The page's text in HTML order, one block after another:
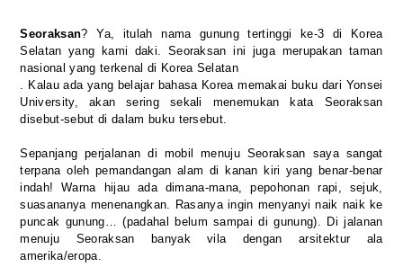
Seoraksan? Ya, itulah nama gunung tertinggi ke-3 di Korea
Selatan yang kami daki. Seoraksan ini juga merupakan taman
nasional yang terkenal di Korea Selatan
. Kalau ada yang belajar bahasa Korea memakai buku dari Yonsei
University, akan sering sekali menemukan kata Seoraksan
disebut-sebut di dalam buku tersebut.
Sepanjang perjalanan di mobil menuju Seoraksan saya sangat
terpana oleh pemandangan alam di kanan kiri yang benar-benar
indah! Warna hijau ada dimana-mana, pepohonan rapi, sejuk,
suasananya menenangkan. Rasanya ingin menyanyi naik naik ke
puncak gunung… (padahal belum sampai di gunung). Di jalanan
menuju Seoraksan banyak vila dengan arsitektur ala
amerika/eropa.